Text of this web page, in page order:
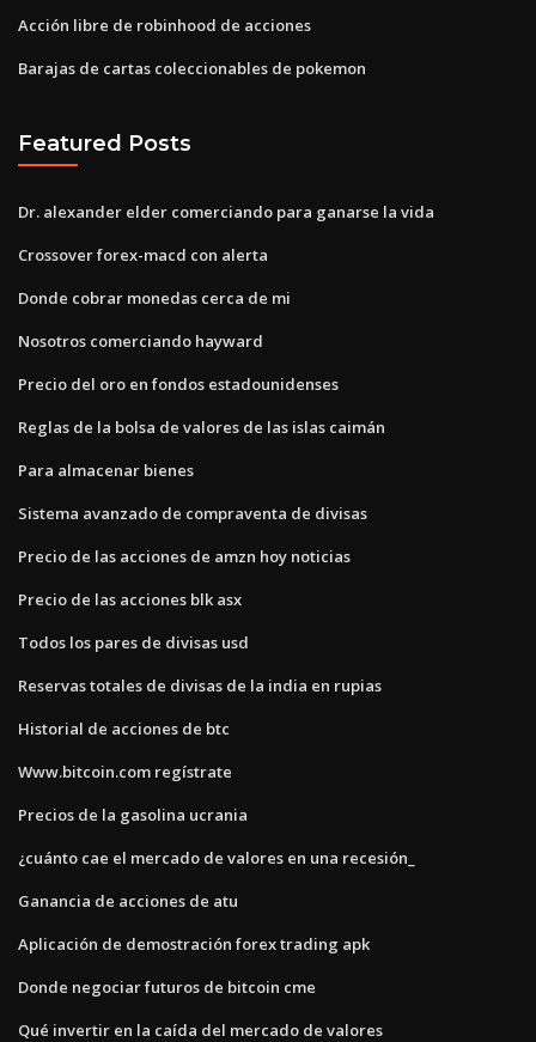
Acción libre de robinhood de acciones
Barajas de cartas coleccionables de pokemon
Featured Posts
Dr. alexander elder comerciando para ganarse la vida
Crossover forex-macd con alerta
Donde cobrar monedas cerca de mi
Nosotros comerciando hayward
Precio del oro en fondos estadounidenses
Reglas de la bolsa de valores de las islas caimán
Para almacenar bienes
Sistema avanzado de compraventa de divisas
Precio de las acciones de amzn hoy noticias
Precio de las acciones blk asx
Todos los pares de divisas usd
Reservas totales de divisas de la india en rupias
Historial de acciones de btc
Www.bitcoin.com regístrate
Precios de la gasolina ucrania
¿cuánto cae el mercado de valores en una recesión_
Ganancia de acciones de atu
Aplicación de demostración forex trading apk
Donde negociar futuros de bitcoin cme
Qué invertir en la caída del mercado de valores